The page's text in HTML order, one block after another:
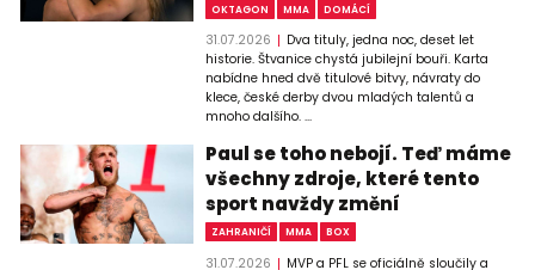
OKTAGON MMA DOMÁCÍ
31.07.2026
Dva tituly, jedna noc, deset let
historie. Štvanice chystá jubilejní bouři. Karta
nabídne hned dvě titulové bitvy, návraty do
klece, české derby dvou mladých talentů a
mnoho dalšího. ...
Paul se toho nebojí. Teď máme
všechny zdroje, které tento
sport navždy změní
ZAHRANIČÍ MMA BOX
31.07.2026
MVP a PFL se oficiálně sloučily a